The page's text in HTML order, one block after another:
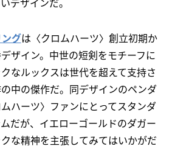
グは〈クロムハーツ〉創立初期か
ザイン。中世の短剣をモチーフに
なルックスは世代を超えて支持さ
中の傑作だ。同デザインのペンダ
ハーツ〉ファンにとってスタンダ
だが、イエローゴールドのダガー
な精神を主張してみてはいかがだ